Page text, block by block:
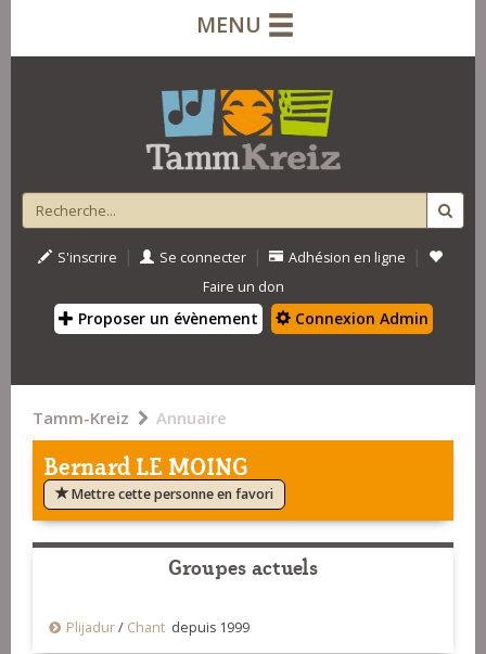
MENU
S'inscrire | Se connecter | Adhésion en ligne |
Faire un don
Proposer un évènement Connexion Admin
Tamm-Kreiz Annuaire
Bernard LE MOING
Mettre cette personne en favori
Groupes actuels
Plijadur/ Chant depuis 1999